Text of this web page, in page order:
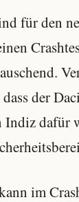
für den
der
dafür
im